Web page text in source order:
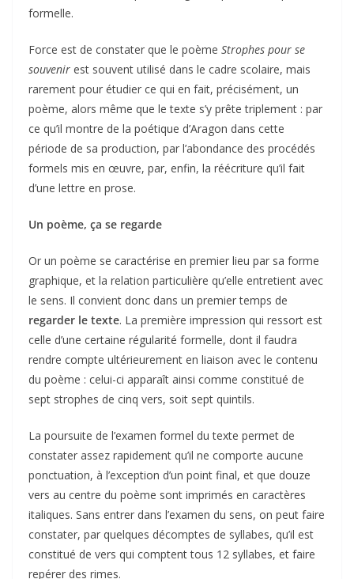
formelle.
Force est de constater que le poème Strophes pour se
souvenir est souvent utilisé dans le cadre scolaire, mais
rarement pour étudier ce qui en fait, précisément, un
poème, alors même que le texte s’y prête triplement : par
ce qu’il montre de la poétique d’Aragon dans cette
période de sa production, par l’abondance des procédés
formels mis en œuvre, par, enfin, la réécriture qu’il fait
d’une lettre en prose.
Un poème, ça se regarde
Or un poème se caractérise en premier lieu par sa forme
graphique, et la relation particulière qu’elle entretient avec
le sens. Il convient donc dans un premier temps de
regarder le texte. La première impression qui ressort est
celle d’une certaine régularité formelle, dont il faudra
rendre compte ultérieurement en liaison avec le contenu
du poème : celui-ci apparaît ainsi comme constitué de
sept strophes de cinq vers, soit sept quintils.
La poursuite de l’examen formel du texte permet de
constater assez rapidement qu’il ne comporte aucune
ponctuation, à l’exception d’un point final, et que douze
vers au centre du poème sont imprimés en caractères
italiques. Sans entrer dans l’examen du sens, on peut faire
constater, par quelques décomptes de syllabes, qu’il est
constitué de vers qui comptent tous 12 syllabes, et faire
repérer des rimes.